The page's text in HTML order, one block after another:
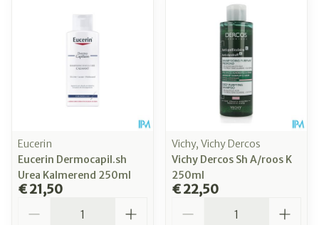
Eucerin
Eucerin Dermocapil.sh
Urea Kalmerend 250ml
€ 21,50
Vichy, Vichy Dercos
Vichy Dercos Sh A/roos K
250ml
€ 22,50